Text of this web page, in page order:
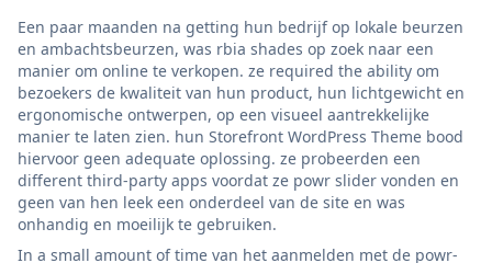
Een paar maanden na getting hun bedrijf op lokale beurzen
en ambachtsbeurzen, was rbia shades op zoek naar een
manier om online te verkopen. ze required the ability om
bezoekers de kwaliteit van hun product, hun lichtgewicht en
ergonomische ontwerpen, op een visueel aantrekkelijke
manier te laten zien. hun Storefront WordPress Theme bood
hiervoor geen adequate oplossing. ze probeerden een
different third-party apps voordat ze powr slider vonden en
geen van hen leek een onderdeel van de site en was
onhandig en moeilijk te gebruiken.
In a small amount of time van het aanmelden met de powr-